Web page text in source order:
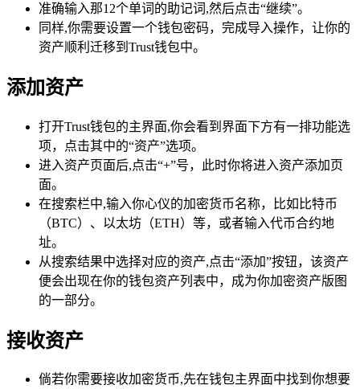
准确输入那12个单词的助记词,然后点击“继续”。
同样,你需要设置一个钱包密码，完成导入操作，让你的
资产顺利迁移到Trust钱包中。
添加资产
打开Trust钱包的主界面,你会看到界面下方有一排功能选
项，点击其中的“资产”选项。
进入资产页面后,点击“+”号，此时你将进入资产添加页
面。
在搜索栏中,输入你心仪的加密货币名称，比如比特币
（BTC）、以太坊（ETH）等，或者输入代币合约地
址。
从搜索结果中选择对应的资产,点击“添加”按钮，该资产
便会出现在你的钱包资产列表中，成为你加密资产版图
的一部分。
接收资产
倘若你需要接收加密货币,先在钱包主界面中找到你想要